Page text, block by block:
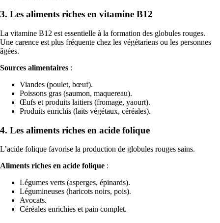
3. Les aliments riches en vitamine B12
La vitamine B12 est essentielle à la formation des globules rouges.
Une carence est plus fréquente chez les végétariens ou les personnes
âgées.
Sources alimentaires :
Viandes (poulet, bœuf).
Poissons gras (saumon, maquereau).
Œufs et produits laitiers (fromage, yaourt).
Produits enrichis (laits végétaux, céréales).
4. Les aliments riches en acide folique
L’acide folique favorise la production de globules rouges sains.
Aliments riches en acide folique :
Légumes verts (asperges, épinards).
Légumineuses (haricots noirs, pois).
Avocats.
Céréales enrichies et pain complet.